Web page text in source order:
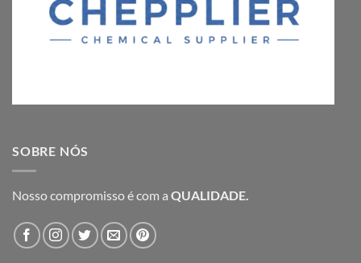
SOBRE NÓS
Nosso compromisso é com a QUALIDADE.